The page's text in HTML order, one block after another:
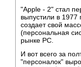
"Apple - 2" стал
выпустили в 1977
создает свой
(персональная
рынке РC.
И вот всего за
"персоналок"